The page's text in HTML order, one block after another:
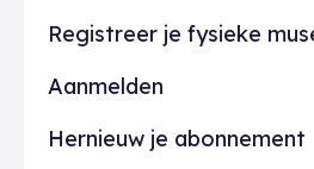
Registreer je fysieke
Aanmelden
Hernieuw je abonnement